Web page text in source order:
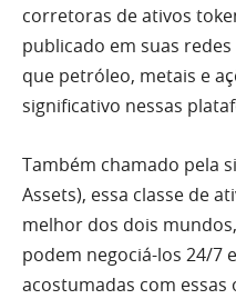
corretoras de ativos
publicado em suas
que petróleo, metais e
significativo nessas
Também chamado pela
Assets), essa classe de
melhor dos dois
podem negociá-los 24/7
acostumadas com